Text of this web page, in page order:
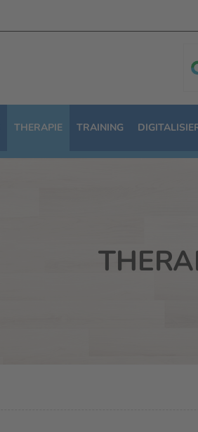
THERAPIE TRAINING